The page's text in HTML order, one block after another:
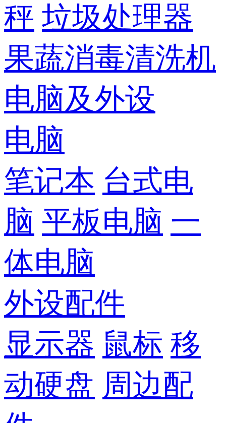
秤 垃圾处理器
果蔬消毒清洗机
电脑及外设
电脑
笔记本 台式电
脑 平板电脑 一
体电脑
外设配件
显示器 鼠标 移
动硬盘 周边配